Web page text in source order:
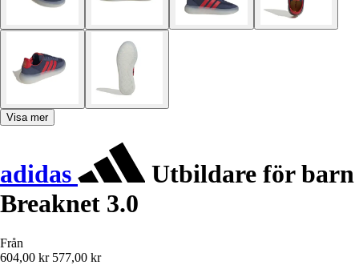
Visa mer
adidas
Utbildare för barn
Breaknet 3.0
Från
604,00 kr 577,00 kr